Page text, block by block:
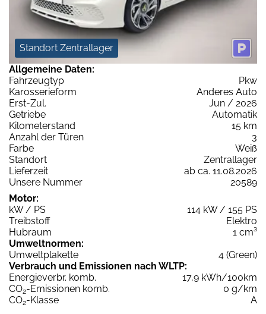
Standort Zentrallager
Allgemeine Daten:
Fahrzeugtyp
Pkw
Karosserieform
Anderes Auto
Erst-Zul.
Jun / 2026
Getriebe
Automatik
Kilometerstand
15 km
Anzahl der Türen
3
Farbe
Weiß
Standort
Zentrallager
Lieferzeit
ab ca. 11.08.2026
Unsere Nummer
20589
Motor:
kW / PS
114 kW / 155 PS
Treibstoff
Elektro
Hubraum
1 cm³
Umweltnormen:
Umweltplakette
4 (Green)
Verbrauch und Emissionen nach WLTP:
Energieverbr. komb.
17,9 kWh/100km
CO2-Emissionen komb.
0 g/km
CO2-Klasse
A